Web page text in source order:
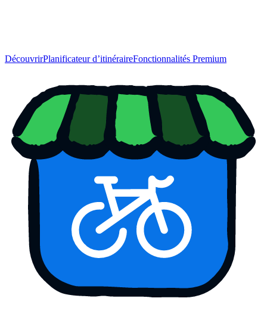
DécouvrirPlanificateur d’itinéraireFonctionnalités Premium